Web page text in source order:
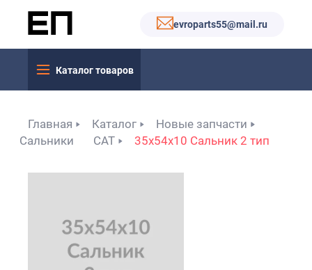
evroparts55@mail.ru
Каталог товаров
Главная Каталог
Новые запчасти
Сальники
САТ 35x54x10 Сальник 2 тип